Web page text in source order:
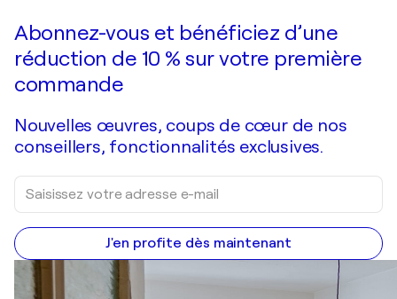
Je passe commande
Abonnez-vous et bénéficiez d’une
réduction de 10 % sur votre première
commande
Nouvelles œuvres, coups de cœur de nos
conseillers, fonctionnalités exclusives.
J'en profite dès maintenant